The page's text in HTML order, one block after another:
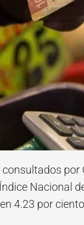
Nacional
4.23 por